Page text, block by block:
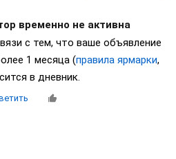
временно не активна
с тем, что ваше объявление
1 месяца (правила ярмарки,
в дневник.